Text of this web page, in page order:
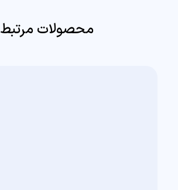
محصولات مرتبط